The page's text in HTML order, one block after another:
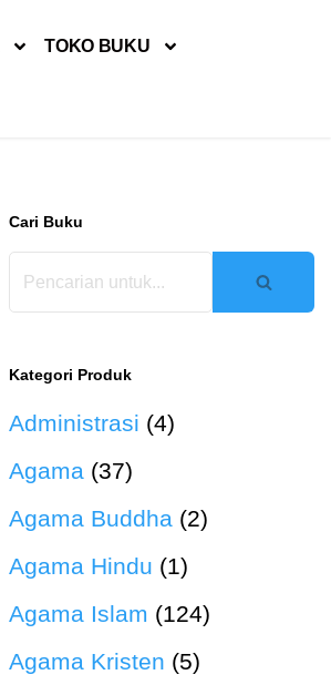
TOKO BUKU
Cari Buku
Kategori Produk
Administrasi (4)
Agama (37)
Agama Buddha (2)
Agama Hindu (1)
Agama Islam (124)
Agama Kristen (5)